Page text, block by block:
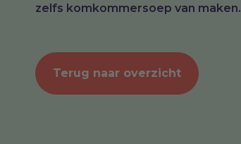
zelfs komkommersoep van maken.
Terug naar overzicht